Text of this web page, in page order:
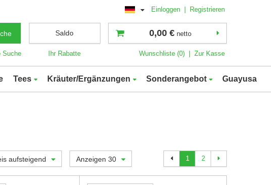
Einloggen | Registrieren
Suche
Saldo
Ihr Rabatte
0,00 € netto
Wunschliste (0) Zur Kasse
Tees Kräuter/Ergänzungen Sonderangebot Guayusa
aufsteigend Anzeigen 30 1 2